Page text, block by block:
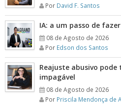
Por David F. Santos
IA: a um passo de
08 de Agosto de 2026
Por Edson dos Santos
Reajuste abusivo
impagável
08 de Agosto de 2026
Por Priscila Mendonça de